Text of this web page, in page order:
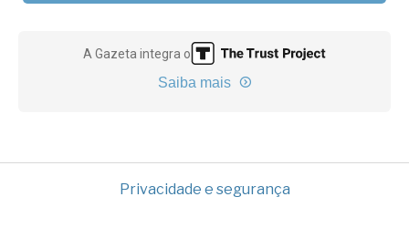
A Gazeta integra o
Saiba mais
Privacidade e segurança